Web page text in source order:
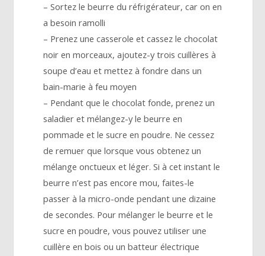
– Sortez le beurre du réfrigérateur, car on en
a besoin ramolli
– Prenez une casserole et cassez le chocolat
noir en morceaux, ajoutez-y trois cuillères à
soupe d’eau et mettez à fondre dans un
bain-marie à feu moyen
– Pendant que le chocolat fonde, prenez un
saladier et mélangez-y le beurre en
pommade et le sucre en poudre. Ne cessez
de remuer que lorsque vous obtenez un
mélange onctueux et léger. Si à cet instant le
beurre n’est pas encore mou, faites-le
passer à la micro-onde pendant une dizaine
de secondes. Pour mélanger le beurre et le
sucre en poudre, vous pouvez utiliser une
cuillère en bois ou un batteur électrique